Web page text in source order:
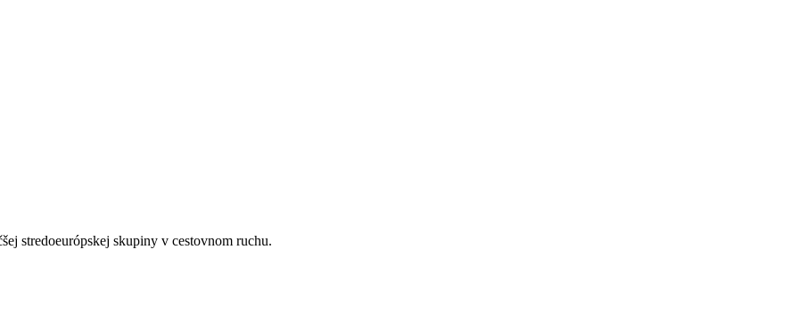
stredoeurópskej skupiny v cestovnom ruchu.